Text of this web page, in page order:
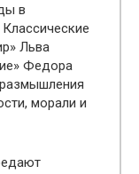
в
Льва
Федора
морали и